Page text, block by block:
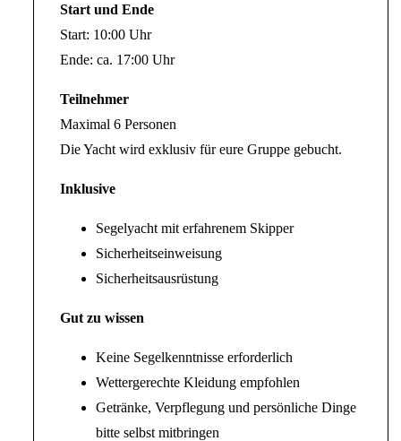
Start und Ende
Start: 10:00 Uhr
Ende: ca. 17:00 Uhr
Teilnehmer
Maximal 6 Personen
Die Yacht wird exklusiv für eure Gruppe gebucht.
Inklusive
Segelyacht mit erfahrenem Skipper
Sicherheitseinweisung
Sicherheitsausrüstung
Gut zu wissen
Keine Segelkenntnisse erforderlich
Wettergerechte Kleidung empfohlen
Getränke, Verpflegung und persönliche Dinge
bitte selbst mitbringen